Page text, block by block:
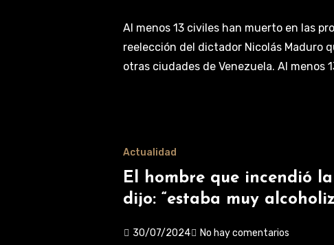
Al menos 13 civiles han muerto en las
reelección del dictador Nicolás Maduro
otras ciudades de Venezuela. Al menos
Actualidad
El hombre que incendió
dijo: “estaba muy
30/07/2024 No hay comentarios